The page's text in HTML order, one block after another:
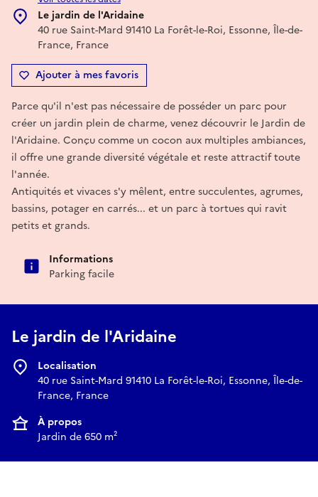
Le jardin de l'Aridaine
40 rue Saint-Mard 91410 La Forêt-le-Roi, Essonne, Île-de-
France, France
Ajouter à mes favoris
Parce qu'il n'est pas nécessaire de posséder un parc pour
créer un jardin plein de charme, venez découvrir le Jardin de
l'Aridaine. Conçu comme un cocon aux multiples ambiances,
il offre une grande diversité végétale et reste attractif toute
l'année.
Antiquités et vivaces s'y mêlent, entre succulentes, agrumes,
bassins, potager en carrés... et un parc à tortues qui ravit
petits et grands.
Informations
Parking facile
Le jardin de l'Aridaine
Localisation
40 rue Saint-Mard 91410 La Forêt-le-Roi, Essonne, Île-de-
France, France
À propos
Jardin de 650 m²